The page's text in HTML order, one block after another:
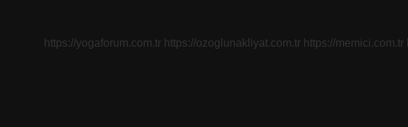
https://yogaforum.com.tr https://ozoglunakliyat.com.tr https://memici.com.tr